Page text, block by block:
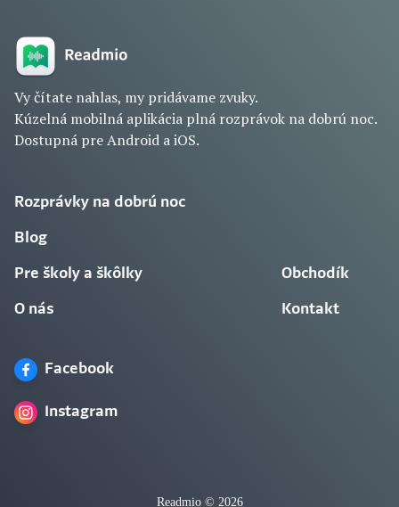
Vy čítate nahlas, my pridávame zvuky.
Kúzelná mobilná aplikácia plná rozprávok na dobrú noc.
Dostupná pre Android a iOS.
Rozprávky na dobrú noc
Blog
Pre školy a škôlky
O nás
Obchodík
Kontakt
Facebook
Instagram
Readmio © 2026